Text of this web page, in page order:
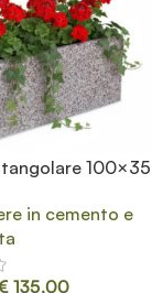
100×35
in cemento e
135,00